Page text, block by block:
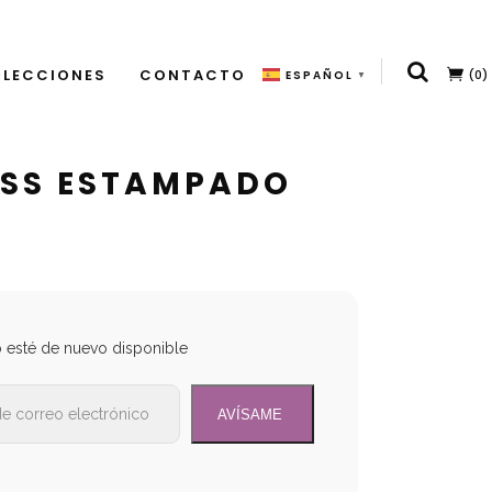
CONTACTO ESPAÑOL ▼ (0)
ESTAMPADO
esté de nuevo disponible